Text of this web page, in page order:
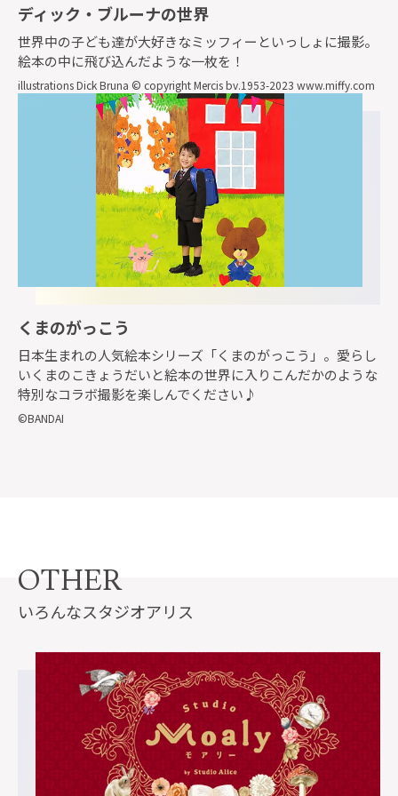
ディック・ブルーナの世界
世界中の子ども達が大好きなミッフィーといっしょに撮影。
絵本の中に飛び込んだような一枚を！
illustrations Dick Bruna © copyright Mercis bv.1953-2023 www.miffy.com
くまのがっこう
日本生まれの人気絵本シリーズ「くまのがっこう」。愛らし
いくまのこきょうだいと絵本の世界に入りこんだかのような
特別なコラボ撮影を楽しんでください♪
©BANDAI
OTHER
いろんなスタジオアリス